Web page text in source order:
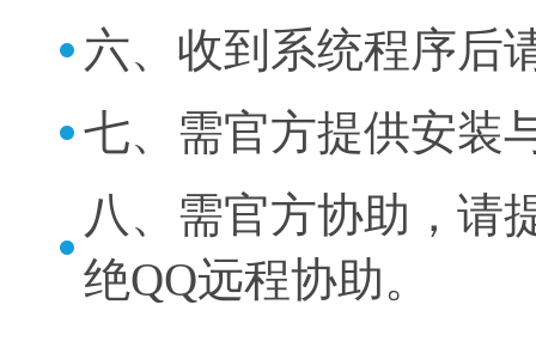
六、收到系统程序后
七、需官方提供安装
八、需官方协助，请
绝QQ远程协助。